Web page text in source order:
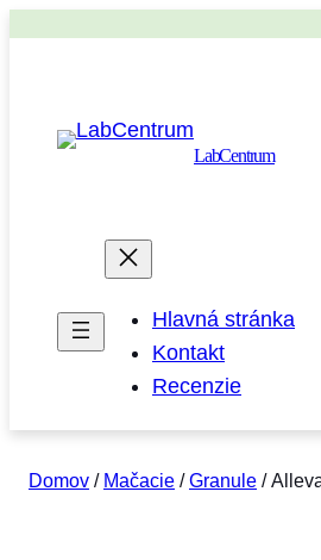
LabCentrum
Hlavná stránka
Kontakt
Recenzie
Domov / Mačacie /Granule /